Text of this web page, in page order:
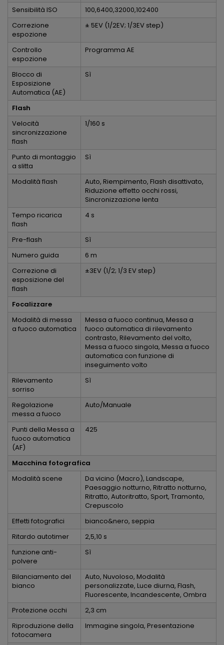
Sensibilità ISO
100,6400,32000,102400
Correzione
espozione
± 5EV (1/2EV; 1/3EV step)
Controllo
espozione
Programma AE
Blocco di
Esposizione
Automatica (AE)
Sì
Flash
Velocità
sincronizzazione
flash
1/160 s
Punto di montaggio
a slitta
Sì
Modalità flash
Auto, Riempimento, Flash disattivato,
Riduzione effetto occhi rossi,
Sincronizzazione lenta
Tempo ricarica
flash
4 s
Pre-flash
Sì
Numero guida
6 m
Correzione di
esposizione del
flash
±3EV (1/2; 1/3 EV step)
Focalizzare
Modalità di messa
a fuoco automatica
Messa a fuoco continua, Messa a
fuoco automatica di rilevamento
contrasto, Rilevamento del volto,
Messa a fuoco singola, Messa a fuoco
automatica con funzione di
inseguimento volto
Rilevamento
sorriso
Sì
Regolazione
messa a fuoco
Auto/Manuale
Punti della Messa a
fuoco automatica
(AF)
425
Macchina fotografica
Modalità scene
Da vicino (Macro), Landscape,
Paesaggio notturno, Ritratto notturno,
Ritratto, Autoritratto, Sport, Tramonto,
Crepuscolo
Effetti fotografici
bianco&nero, seppia
Ritardo autotimer
2,5,10 s
funzione anti-
polvere
Sì
Bilanciamento del
bianco
Auto, Nuvoloso, Modalità
personalizzate, Luce diurna, Flash,
Fluorescente, Incandescente, Ombra
Protezione occhi
2,3 cm
Riproduzione della
fotocamera
Immagine singola, Presentazione